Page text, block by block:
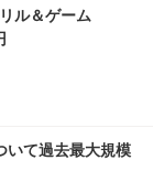
ル＆ゲーム
て過去最大規模